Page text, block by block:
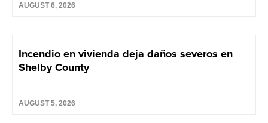
AUGUST 6, 2026
Incendio en vivienda deja daños severos en
Shelby County
AUGUST 5, 2026